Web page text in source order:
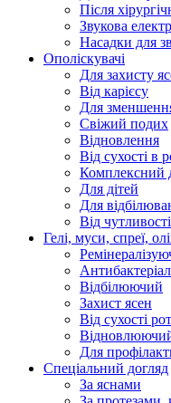
Після
Звукова
Насадки для
Ополіскувачі
Для захисту
Від карієсу
Для
Свіжий подих
Відновлення
Від сухості в
Комплексний
Для дітей
Для
Від
Гелі, муси, спреї,
Відбілюючий
Захист ясен
Від сухості
Для
Спеціальний догляд
За яснами